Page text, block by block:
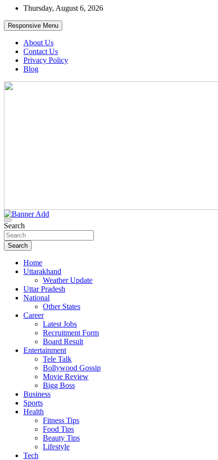
Skip
content
Thursday, August 6, 2026
Responsive Menu
About Us
Contact Us
Privacy Policy
Blog
Search
Search
Home
Uttarakhand
Weather Update
Uttar Pradesh
National
Other States
Career
Latest Jobs
Recruitment Form
Board Result
Entertainment
Tele Talk
Bollywood Gossip
Movie Review
Bigg Boss
Business
Sports
Health
Fitness Tips
Food Tips
Beauty Tips
Lifestyle
Tech